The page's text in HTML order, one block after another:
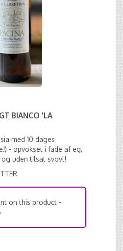
BIANCO 'LA
med 10 dages
- opvokset i fade af eg,
uden tilsat svovl!
on this product -